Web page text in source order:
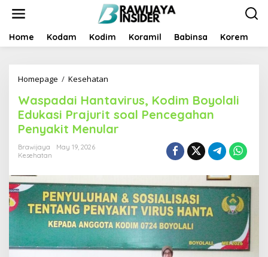
t
Home Kodam Kodim Koramil Babinsa Korem
Homepage / Kesehatan
s
p
a
d
n
t
a
v
i
u
Waspadai Hantavirus, Kodim Boyolali
Edukasi Prajurit soal Pencegahan
Penyakit Menular
Brawijaya
May 19, 2026
Kesehatan